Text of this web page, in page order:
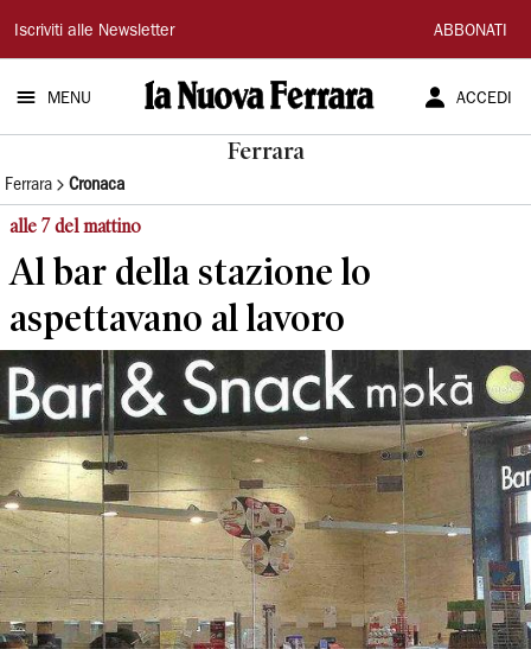
La
Nuova
Ferrara
Iscriviti alle Newsletter ABBONATI
MENU ACCEDI
Ferrara
Ferrara Cronaca
alle 7 del mattino
Al bar della stazione lo
aspettavano al lavoro